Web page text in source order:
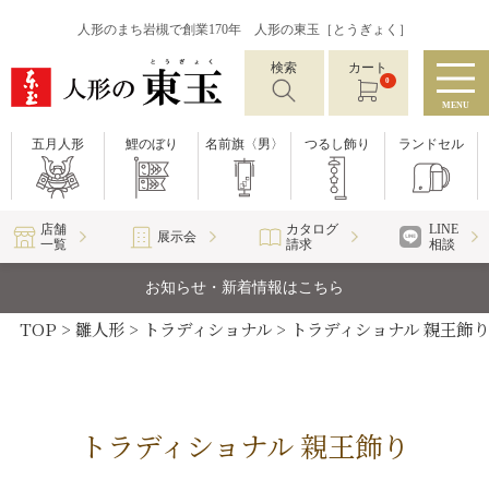
人形のまち岩槻で創業170年 人形の東玉［とうぎょく］
検索 カート
0
MENU
五月人形 鯉のぼり 名前旗〈男〉 つるし飾り ランドセル
店舗
一覧
展示会
カタログ
請求
LINE
相談
お知らせ・新着情報はこちら
TOP 雛人形 トラディショナル トラディショナル 親王飾り
トラディショナル 親王飾り